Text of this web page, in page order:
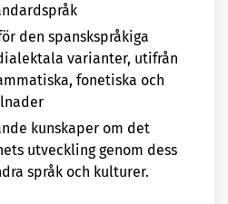
den spanskspråkiga
varianter, utifrån
fonetiska och
kunskaper om det
utveckling genom dess
språk och kulturer.